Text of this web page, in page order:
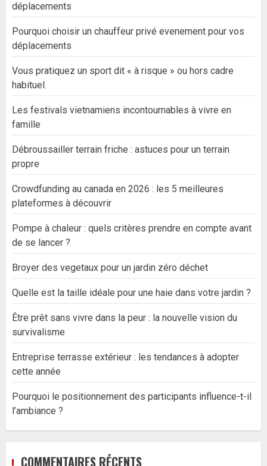
déplacements
Pourquoi choisir un chauffeur privé evenement pour vos
déplacements
Vous pratiquez un sport dit « à risque » ou hors cadre
habituel.
Les festivals vietnamiens incontournables à vivre en
famille
Débroussailler terrain friche : astuces pour un terrain
propre
Crowdfunding au canada en 2026 : les 5 meilleures
plateformes à découvrir
Pompe à chaleur : quels critères prendre en compte avant
de se lancer ?
Broyer des vegetaux pour un jardin zéro déchet
Quelle est la taille idéale pour une haie dans votre jardin ?
Être prêt sans vivre dans la peur : la nouvelle vision du
survivalisme
Entreprise terrasse extérieur : les tendances à adopter
cette année
Pourquoi le positionnement des participants influence-t-il
l’ambiance ?
COMMENTAIRES RÉCENTS